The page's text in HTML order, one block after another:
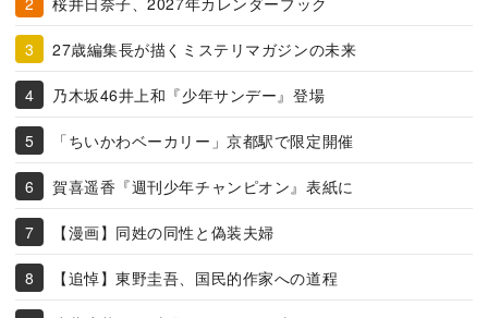
27歳編集長が描くミステリマガジンの未来
乃木坂46井上和『少年サンデー』登場
「ちいかわベーカリー」京都駅で限定開催
賀喜遥香『週刊少年チャンピオン』表紙に
【漫画】同姓の同性と偽装夫婦
【追悼】東野圭吾、国民的作家への道程